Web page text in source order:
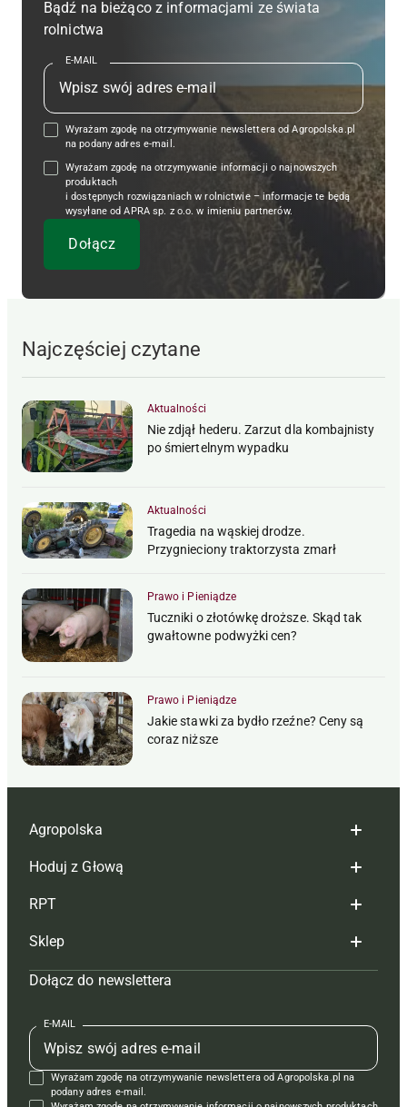
Bądź na bieżąco z informacjami ze świata
rolnictwa
E-MAIL
Wyrażam zgodę na otrzymywanie newslettera od Agropolska.pl
na podany adres e-mail.
Wyrażam zgodę na otrzymywanie informacji o najnowszych
produktach
i dostępnych rozwiązaniach w rolnictwie – informacje te będą
wysyłane od APRA sp. z o.o. w imieniu partnerów.
Najczęściej czytane
Aktualności
Nie zdjął hederu. Zarzut dla kombajnisty
po śmiertelnym wypadku
Aktualności
Tragedia na wąskiej drodze.
Przygnieciony traktorzysta zmarł
Prawo i Pieniądze
Tuczniki o złotówkę droższe. Skąd tak
gwałtowne podwyżki cen?
Prawo i Pieniądze
Jakie stawki za bydło rzeźne? Ceny są
coraz niższe
Agropolska
Redakcja
Reklama
Tagi
Mapa serwisu
Kontakt
Regulamin
Polityka prywatności
Hoduj z Głową
Hoduj z głową bydło
Hoduj z głową świnie
Prenumerata
Redakcja
Kontakt
Reklama
RPT
Redakcja
Prenumerata
Reklama
Kontakt
Krzyżówki
Sklep
Czasopisma i prenumerata
Książki
Regulamin
Dołącz do newslettera
E-MAIL
Wyrażam zgodę na otrzymywanie newslettera od Agropolska.pl na
podany adres e-mail.